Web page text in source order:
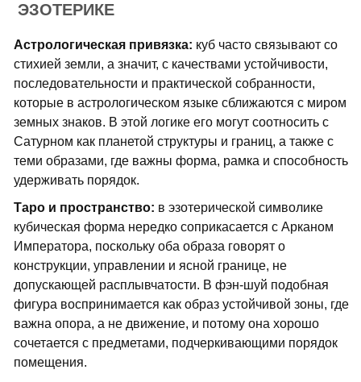
ЭЗОТЕРИКЕ
Астрологическая привязка: куб часто связывают со
стихией земли, а значит, с качествами устойчивости,
последовательности и практической собранности,
которые в астрологическом языке сближаются с миром
земных знаков. В этой логике его могут соотносить с
Сатурном как планетой структуры и границ, а также с
теми образами, где важны форма, рамка и способность
удерживать порядок.
Таро и пространство: в эзотерической символике
кубическая форма нередко соприкасается с Арканом
Императора, поскольку оба образа говорят о
конструкции, управлении и ясной границе, не
допускающей расплывчатости. В фэн-шуй подобная
фигура воспринимается как образ устойчивой зоны, где
важна опора, а не движение, и потому она хорошо
сочетается с предметами, подчеркивающими порядок
помещения.